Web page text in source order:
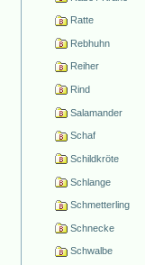
Ratte
Rebhuhn
Reiher
Rind
Salamander
Schaf
Schildkröte
Schlange
Schmetterling
Schnecke
Schwalbe